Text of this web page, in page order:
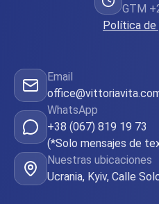
GTM
Política de
Email
WhatsApp
+38 (067) 819 19 73
(*Solo mensajes de
Nuestras ubicaciones
Ucrania, Kyiv, Calle